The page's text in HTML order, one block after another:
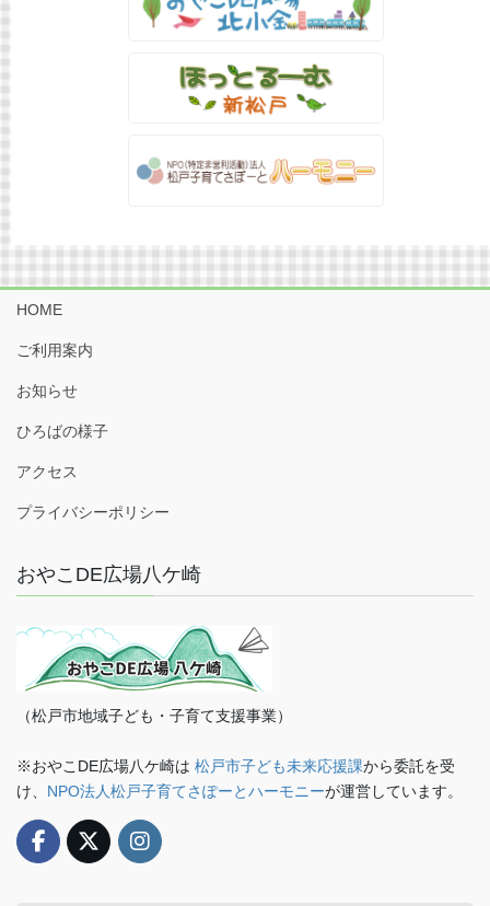
HOME
ご利用案内
お知らせ
ひろばの様子
アクセス
プライバシーポリシー
おやこDE広場八ケ崎
（松戸市地域子ども・子育て支援事業）
※おやこDE広場八ケ崎は 松戸市子ども未来応援課から委託を受
け、 NPO法人松戸子育てさぽーとハーモニーが運営しています。